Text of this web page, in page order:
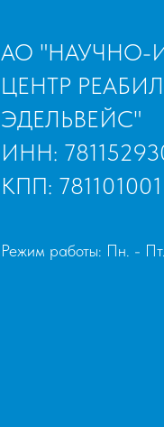
АО "НАУЧНО-
ЦЕНТР
ЭДЕЛЬВЕЙС"
ИНН:
КПП: 781101001
Режим работы: Пн. -